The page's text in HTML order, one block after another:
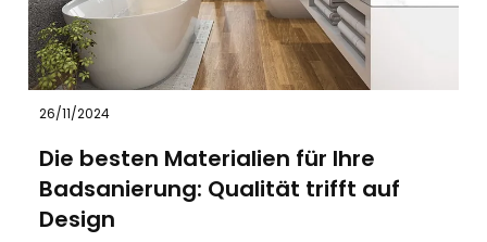
26/11/2024
Die besten Materialien für Ihre
Badsanierung: Qualität trifft auf
Design